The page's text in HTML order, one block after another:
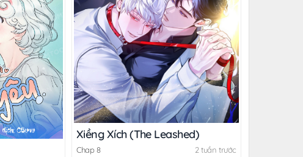
Xiềng Xích (The Leashed)
Chap 8
2 tuần trước